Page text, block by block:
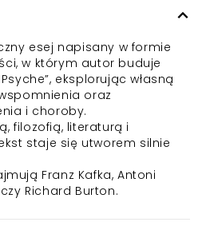
esej napisany w formie
w którym autor buduje
eksplorując własną
oraz
i choroby.
filozofią, literaturą i
staje się utworem silnie
Franz Kafka, Antoni
Richard Burton.